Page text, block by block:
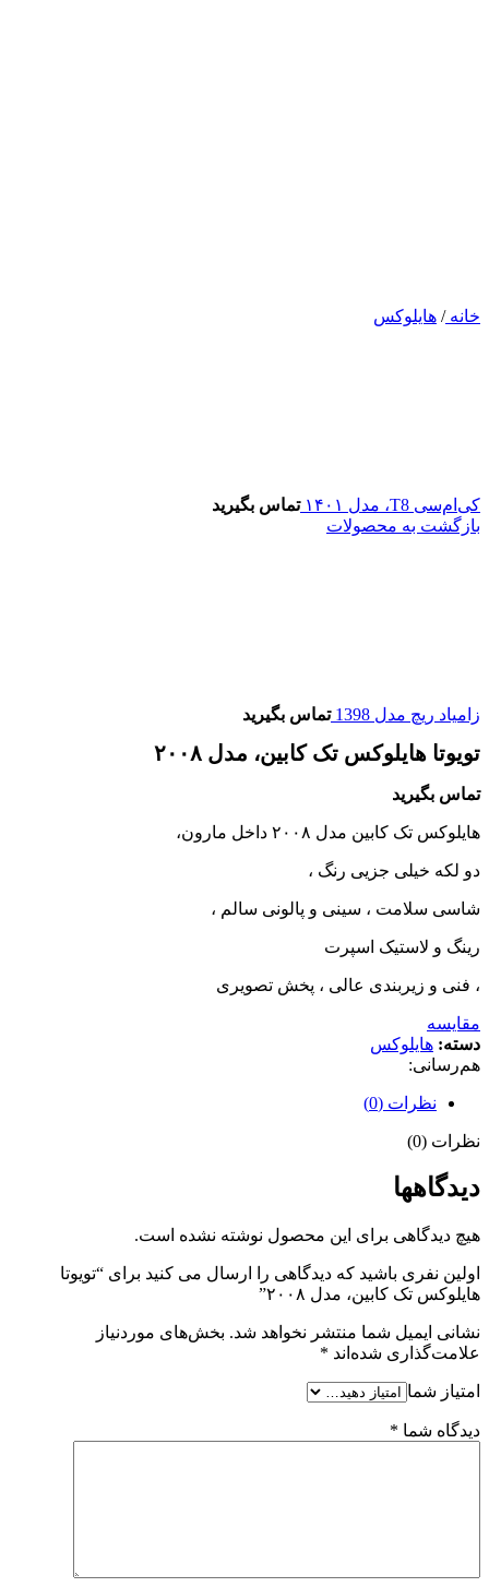
خانه/ هایلوکس
کی‌ام‌سی T8، مدل ۱۴۰۱
تماس بگیرید
بازگشت به محصولات
زامیاد ریچ مدل 1398 تماس بگیرید
تویوتا هایلوکس تک کابین، مدل ۲۰۰۸
تماس بگیرید
هایلوکس تک کابین مدل ۲۰۰۸ داخل مارون،
دو لکه خیلی جزیی رنگ ،
شاسی سلامت ، سینی و پالونی سالم ،
رینگ‌ و لاستیک اسپرت
، فنی و زیربندی عالی ، پخش تصویری
مقایسه
دسته: هایلوکس
هم‌رسانی:
نظرات (0)
نظرات (0)
دیدگاهها
هیچ دیدگاهی برای این محصول نوشته نشده است.
اولین نفری باشید که دیدگاهی را ارسال می کنید برای “تویوتا
هایلوکس تک کابین، مدل ۲۰۰۸”
نشانی ایمیل شما منتشر نخواهد شد. بخش‌های موردنیاز
علامت‌گذاری شده‌اند *
امتیاز شما
دیدگاه شما *